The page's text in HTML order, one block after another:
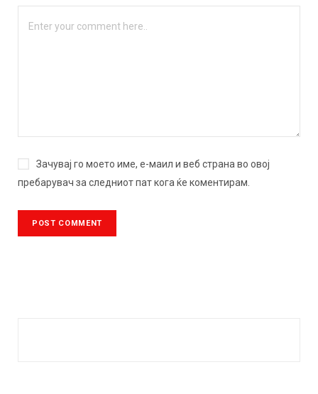
Зачувај го моето име, е-маил и веб страна во овој
пребарувач за следниот пат кога ќе коментирам.